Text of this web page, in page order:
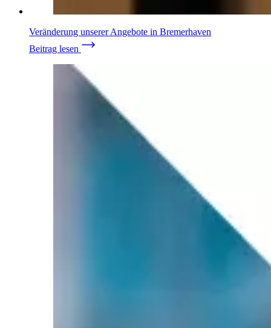
Veränderung unserer Angebote in Bremerhaven
Beitrag lesen